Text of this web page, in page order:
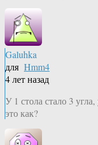
Galuhka
для Hmm4
4 лет назад
У 1 стола стало 3
это как?